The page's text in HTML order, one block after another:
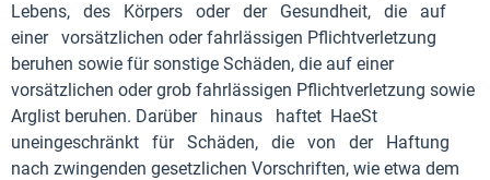
Lebens, des Körpers oder der Gesundheit, die auf
einer vorsätzlichen oder fahrlässigen Pflichtverletzung
beruhen sowie für sonstige Schäden, die auf einer
vorsätzlichen oder grob fahrlässigen Pflichtverletzung sowie
Arglist beruhen. Darüber hinaus haftet HaeSt
uneingeschränkt für Schäden, die von der Haftung
nach zwingenden gesetzlichen Vorschriften, wie etwa dem